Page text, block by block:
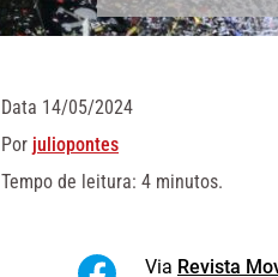
Data 14/05/2024
Por juliopontes
Tempo de leitura: 4 minutos.
Via Revista